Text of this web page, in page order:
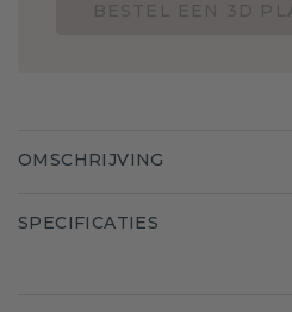
OMSCHRIJVING
SPECIFICATIES